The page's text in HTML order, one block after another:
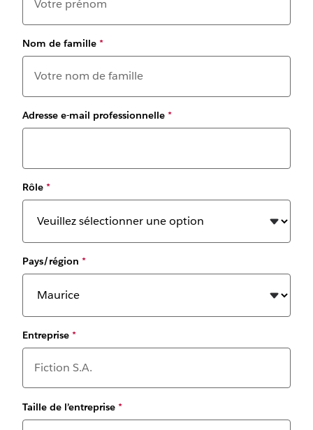
Nom de famille *
Adresse e-mail professionnelle *
Rôle *
Pays/région *
Entreprise *
Taille de l’entreprise *